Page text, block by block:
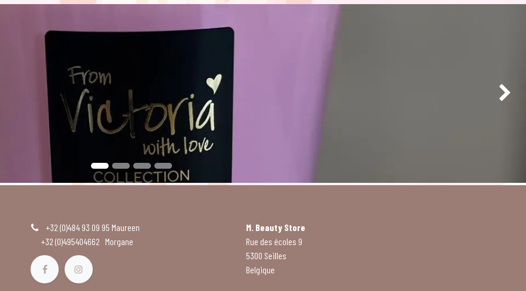
Suivant
+32 (0)484 93 09 95 Maureen
+32 (0)495404662 Morgane
M. Beauty Store​
Rue des écoles 9
5300 Seilles
Belgique